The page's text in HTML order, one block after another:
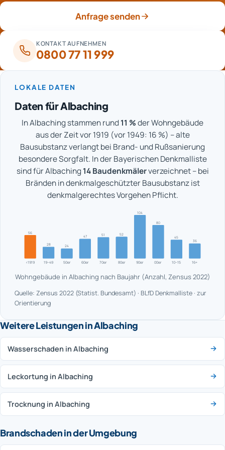
Verfärbungen später zurückkehren.
Anfrage senden
KONTAKT AUFNEHMEN
0800 77 11 999
LOKALE DATEN
Daten für Albaching
In Albaching stammen rund 11 %der Wohngebäude
aus der Zeit vor 1919 (vor 1949: 16 %) – alte
Bausubstanz verlangt bei Brand- und Rußsanierung
besondere Sorgfalt. In der Bayerischen Denkmalliste
sind für Albaching 14 Baudenkmälerverzeichnet – bei
Bränden in denkmalgeschützter Bausubstanz ist
denkmalgerechtes Vorgehen Pflicht.
<1919
56
19–49
28
50er
24
60er
47
70er
51
80er
52
90er
104
00er
80
10–15
45
16+
36
Wohngebäude in Albaching nach Baujahr (Anzahl, Zensus 2022)
Quelle: Zensus 2022 (Statist. Bundesamt) · BLfD Denkmalliste · zur
Orientierung
Weitere Leistungen in Albaching
Wasserschaden in Albaching
Leckortung in Albaching
Trocknung in Albaching
Brandschaden in der Umgebung